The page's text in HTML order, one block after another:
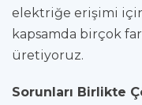
elektriğe erişimi
kapsamda birçok
üretiyoruz.
Sorunları Birlikte